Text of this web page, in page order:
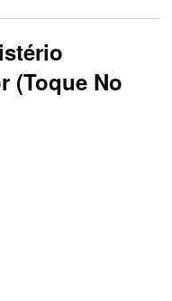
(Toque No